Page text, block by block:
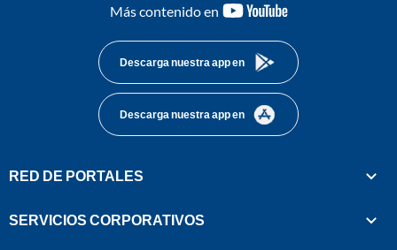
Más contenido en
youtube-
Descarga nuestra app en
Descarga nuestra app en
RED DE PORTALES
SERVICIOS CORPORATIVOS